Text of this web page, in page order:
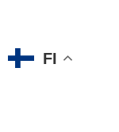
FI